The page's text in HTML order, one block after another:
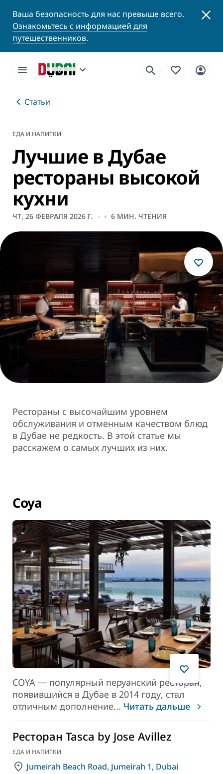
Ваша безопасность для нас превыше всего.
Ознакомьтесь с информацией для
путешественников.
Статьи
ЕДА И НАПИТКИ
Лучшие в Дубае
рестораны высокой
кухни
ЧТ, 26 ФЕВРАЛЯ 2026 Г. 6 МИН. ЧТЕНИЯ
Рестораны с высочайшим уровнем
обслуживания и отменным качеством блюд
в Дубае не редкость. В этой статье мы
расскажем о самых лучших из них.
Coya
COYA ― популярный перуанский ресторан,
появившийся в Дубае в 2014 году, стал
отличным дополнение... Читать дальше
Ресторан Tasca by Jose Avillez
ЕДА И НАПИТКИ
Jumeirah Beach Road, Jumeirah 1, Dubai